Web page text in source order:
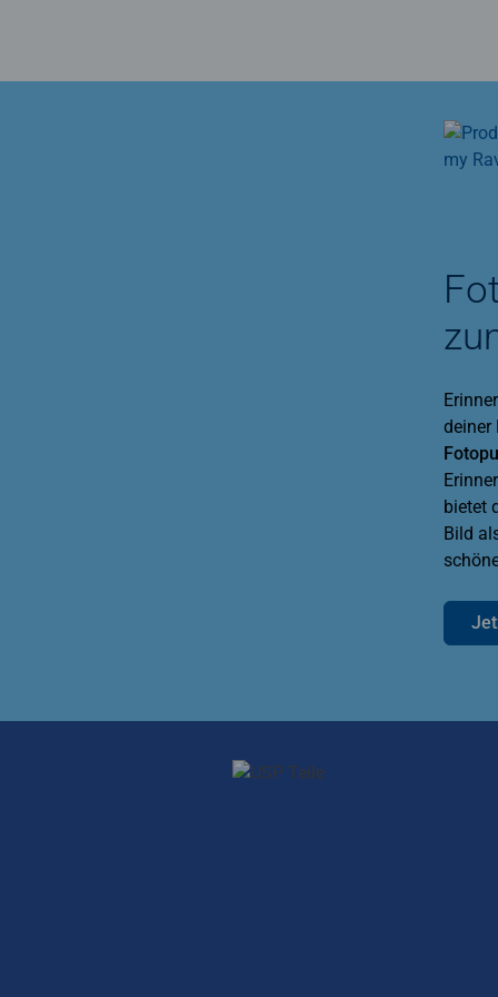
deiner
bietet
Bild